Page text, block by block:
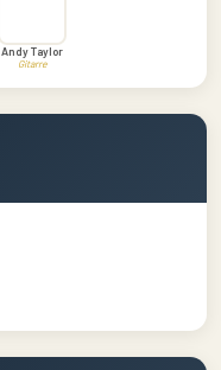
Andy Taylor
Gitarre